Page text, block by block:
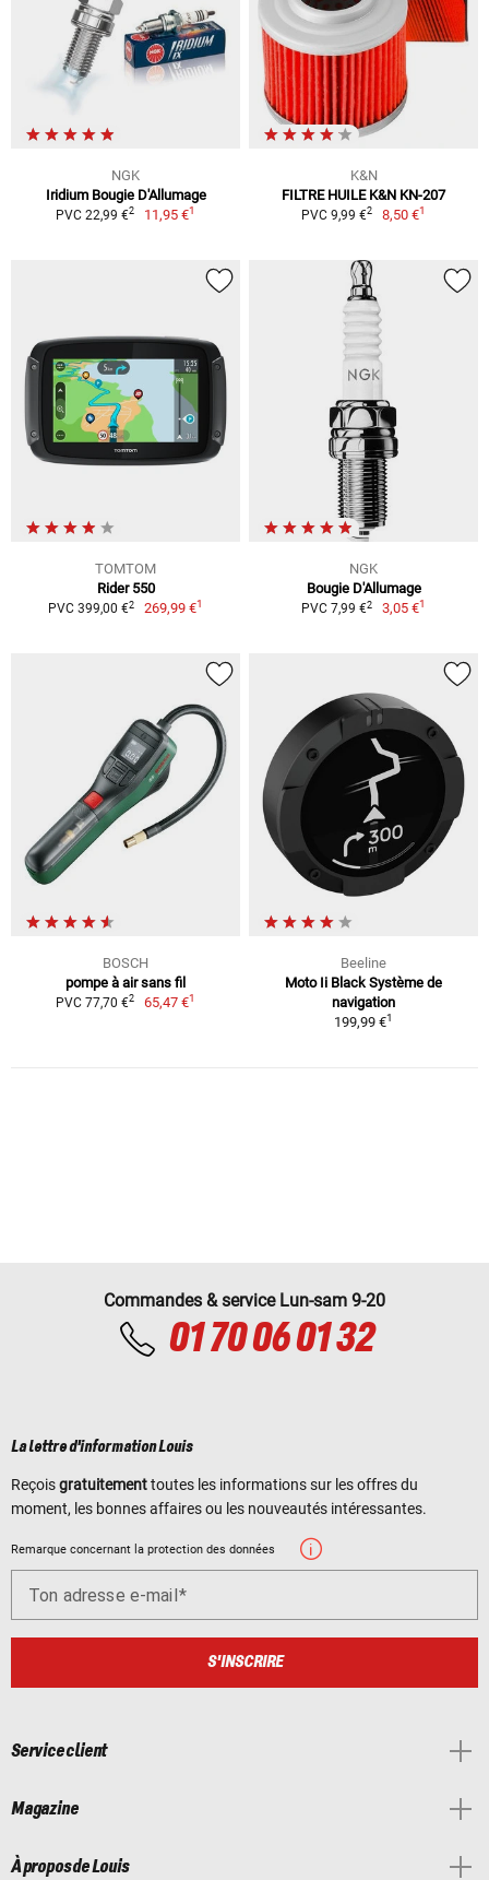
NGK
Iridium Bougie D'Allumage
PVC 22,99 €2 11,95 €1
K&N
FILTRE HUILE K&N KN-207
PVC 9,99 €2 8,50 €1
TOMTOM
Rider 550
PVC 399,00 €2 269,99 €1
NGK
Bougie D'Allumage
PVC 7,99 €2 3,05 €1
BOSCH
pompe à air sans fil
PVC 77,70 €2 65,47 €1
Beeline
Moto Ii Black Système de
navigation
199,99 €1
Commandes & service Lun-sam 9-20
01 70 06 01 32
La lettre d'information Louis
Reçoisgratuitementtoutes les informations sur les offres du
moment, les bonnes affaires ou les nouveautés intéressantes.
Remarque concernant la protection des données
Ton adresse e-mail
S'INSCRIRE
Service client
Magazine
À propos de Louis